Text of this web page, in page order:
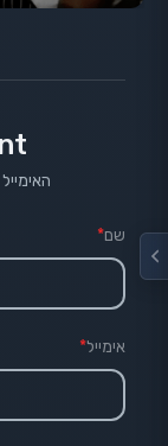
שם*
אימייל*